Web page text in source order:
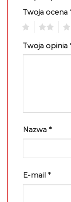
Twoja ocena
Twoja opinia
Nazwa *
E-mail *